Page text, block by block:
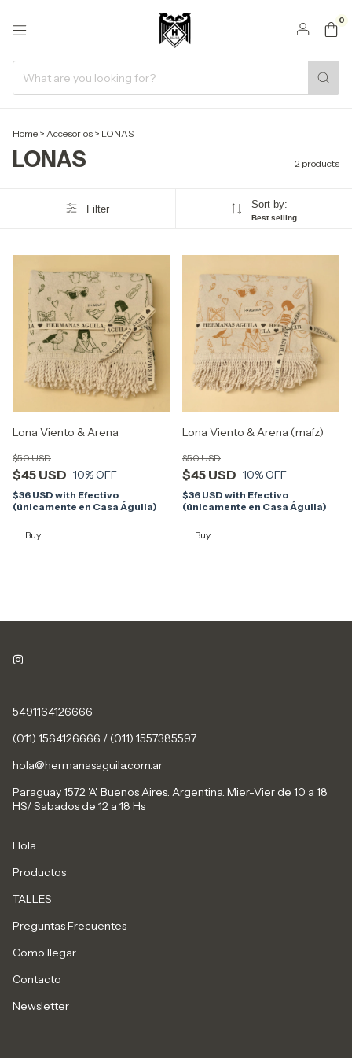
0
Home > Accesorios > LONAS
LONAS 2 products
Filter Sort by:
Best selling
Lona Viento & Arena
$45 USD
$50 USD
10% OFF
$36 USD with Efectivo
(únicamente en Casa Águila)
Buy
Lona Viento & Arena (maíz)
$45 USD
$50 USD
10% OFF
$36 USD with Efectivo
(únicamente en Casa Águila)
Buy
5491164126666
(011) 1564126666 / (011) 1557385597
hola@hermanasaguila.com.ar
Paraguay 1572 'A', Buenos Aires. Argentina. Mier-Vier de 10 a 18
HS/ Sabados de 12 a 18 Hs
Hola
Productos
TALLES
Preguntas Frecuentes
Como llegar
Contacto
Newsletter